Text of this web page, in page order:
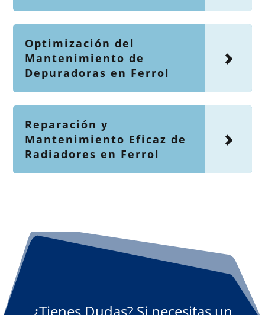
Optimización del
Mantenimiento de
Depuradoras en Ferrol
Reparación y
Mantenimiento Eficaz de
Radiadores en Ferrol